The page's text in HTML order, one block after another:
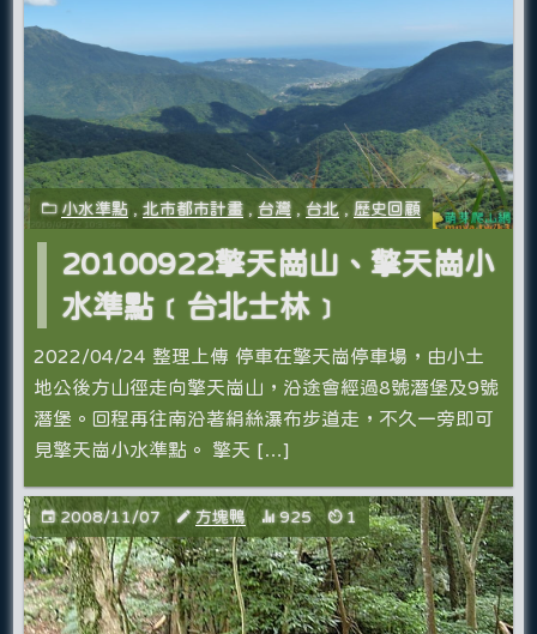
小水準點 ,北市都市計畫 ,台灣 ,台北 ,歷史回顧
20100922擎天崗山、擎天崗小
水準點﹝台北士林﹞
2022/04/24 整理上傳 停車在擎天崗停車場，由小土
地公後方山徑走向擎天崗山，沿途會經過8號潛堡及9號
潛堡。回程再往南沿著絹絲瀑布步道走，不久一旁即可
見擎天崗小水準點。 擎天 […]
2008/11/07 方塊鴨 925 1